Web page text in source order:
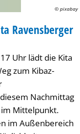
© pixabay
Ravensberger
Uhr lädt die Kita
zum Kibaz-
Nachmittag
im Mittelpunkt.
im Außenbereich